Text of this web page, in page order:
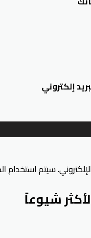
إلكتروني
سيتم
شيوعاً